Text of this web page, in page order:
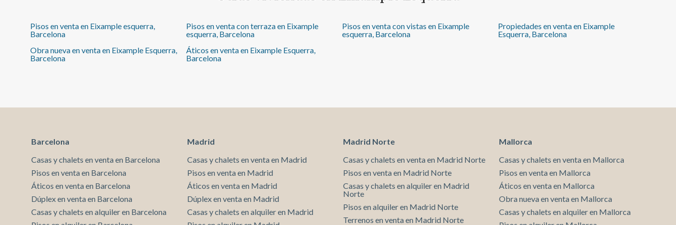
elementos de época, de manera que se han
conservado algunos pavimentos hidráulicos
combinándolos con pavimentos creados a partir del
molde de la baldosa original y tarimas de madera
servicio de conserjería.
suelo de parque natural, mosquiteras, ventanas de
doble puerto oscilobatientes, sistema domótico para
Pisos en venta en Eixample esquerra,
Barcelona
Pisos en venta con terraza en Eixample
esquerra, Barcelona
Pisos en venta con vistas en Eixample
esquerra, Barcelona
Propiedades en venta en Eixample
Esquerra, Barcelona
Obra nueva en venta en Eixample Esquerra,
Barcelona
Áticos en venta en Eixample Esquerra,
Barcelona
Barcelona
Casas y chalets en venta en Barcelona
Pisos en venta en Barcelona
Áticos en venta en Barcelona
Dúplex en venta en Barcelona
Casas y chalets en alquiler en Barcelona
Madrid
Casas y chalets en venta en Madrid
Pisos en venta en Madrid
Áticos en venta en Madrid
Dúplex en venta en Madrid
Casas y chalets en alquiler en Madrid
Madrid Norte
Casas y chalets en venta en Madrid Norte
Pisos en venta en Madrid Norte
Casas y chalets en alquiler en Madrid
Norte
Pisos en alquiler en Madrid Norte
Terrenos en venta en Madrid Norte
Mallorca
Casas y chalets en venta en Mallorca
Pisos en venta en Mallorca
Áticos en venta en Mallorca
Obra nueva en venta en Mallorca
Casas y chalets en alquiler en Mallorca